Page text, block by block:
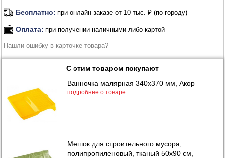
Бесплатно: при онлайн заказе от 10 тыс. ₽ (по городу)
Оплата: при получении наличными либо картой
Нашли ошибку в карточке товара?
С этим товаром покупают
Ванночка малярная 340х370 мм, Акор
подробнее о товаре
Мешок для строительного мусора,
полипропиленовый, тканый 50х90 см,